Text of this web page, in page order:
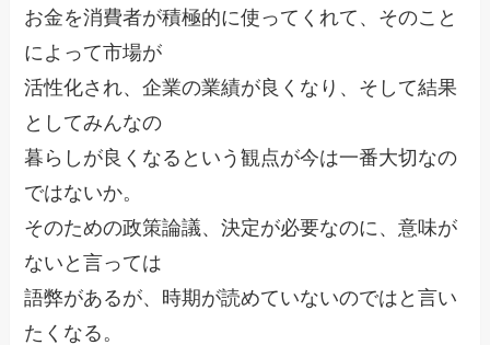
お金を消費者が積極的に使ってくれて、そのこと
によって市場が
活性化され、企業の業績が良くなり、そして結果
としてみんなの
暮らしが良くなるという観点が今は一番大切なの
ではないか。
そのための政策論議、決定が必要なのに、意味が
ないと言っては
語弊があるが、時期が読めていないのではと言い
たくなる。